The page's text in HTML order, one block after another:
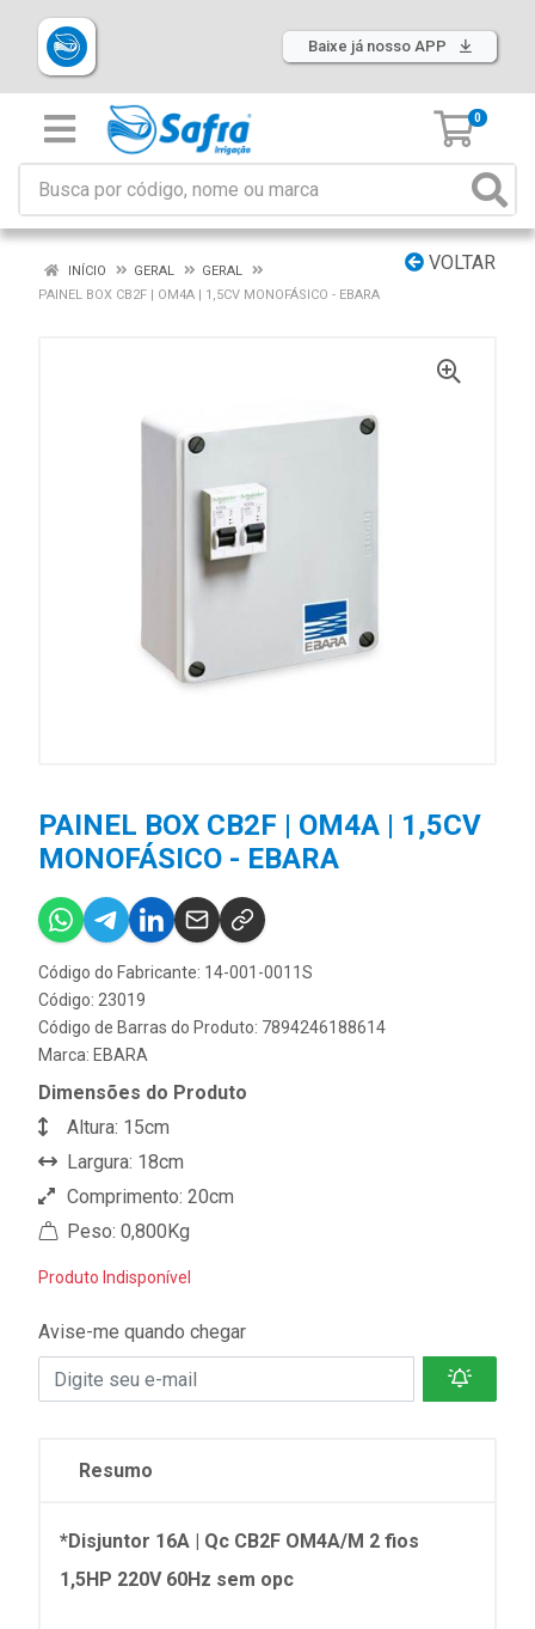
Baixe já nosso APP
0
VOLTAR
INÍCIO GERAL
GERAL
PAINEL BOX CB2F | OM4A | 1,5CV MONOFÁSICO - EBARA
PAINEL BOX CB2F | OM4A | 1,5CV
MONOFÁSICO - EBARA
Código do Fabricante: 14-001-0011S
Código: 23019
Código de Barras do Produto: 7894246188614
Marca: EBARA
Dimensões do Produto
Altura: 15cm
Largura: 18cm
Comprimento: 20cm
Peso: 0,800Kg
Produto Indisponível
Avise-me quando chegar
Resumo
*Disjuntor 16A | Qc CB2F OM4A/M 2 fios
1,5HP 220V 60Hz sem opc